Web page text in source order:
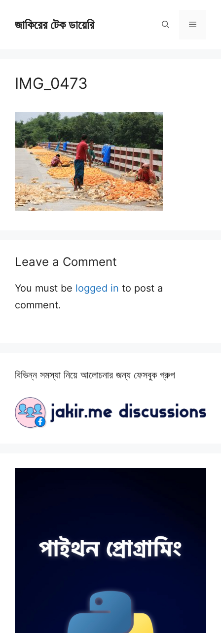
জাকিরের টেক ডায়েরি Menu
IMG_0473
Leave a Comment
You must be logged in to post a
comment.
বিভিন্ন সমস্যা নিয়ে আলোচনার জন্য ফেসবুক গ্রুপ